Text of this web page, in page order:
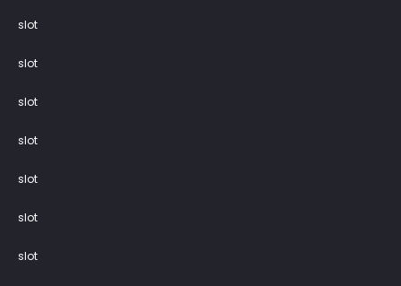
slot
slot
slot
slot
slot
slot
slot